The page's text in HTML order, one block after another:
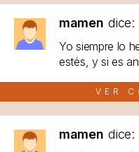
mamen dice:
Yo siempre lo
estés, y si es
VER
mamen dice: